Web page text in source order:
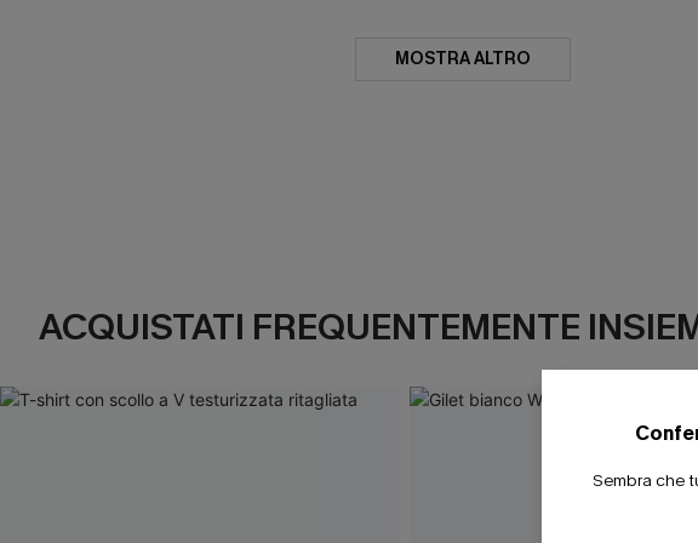
MOSTRA ALTRO
ACQUISTATI FREQUENTEMENTE
Sembra che